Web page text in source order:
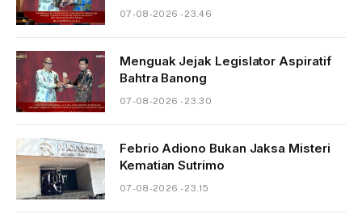
07-08-2026 - 23.46
Menguak Jejak Legislator Aspiratif
Bahtra Banong
07-08-2026 - 23.30
Febrio Adiono Bukan Jaksa Misteri
Kematian Sutrimo
07-08-2026 - 23.15